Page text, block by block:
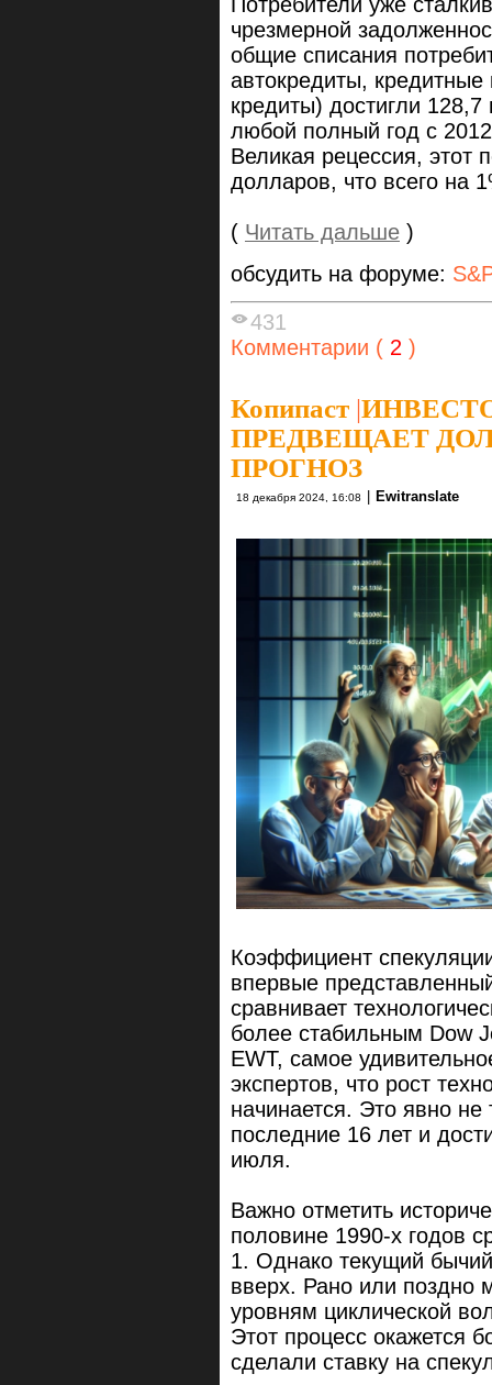
чрезмерной
общие списания
автокредиты, кредитные
кредиты) достигли
любой полный год с
Великая рецессия, этот
долларов, что всего на
( Читать дальше )
обсудить на форуме:
431
Комментарии ( 2 )
Копипаст |
ПРЕДВЕЩАЕТ
ПРОГНОЗ
18 декабря 2024, 16:08 Ewitranslate
Коэффициент
впервые
сравнивает
более стабильным Dow
EWT, самое
экспертов, что рост
начинается. Это явно
последние 16 лет и
июля.
Важно отметить
половине 1990-х годов
1. Однако текущий
вверх. Рано или поздно
уровням циклической
Этот процесс окажется
сделали ставку на